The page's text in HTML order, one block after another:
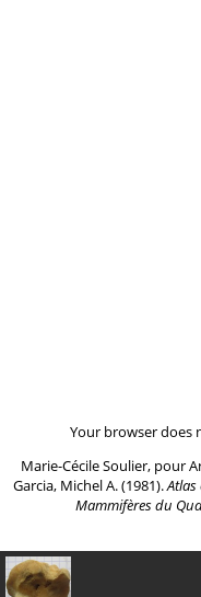
Your browser does
Marie-Cécile Soulier, pour
Garcia, Michel A. (1981).
Mammifères du